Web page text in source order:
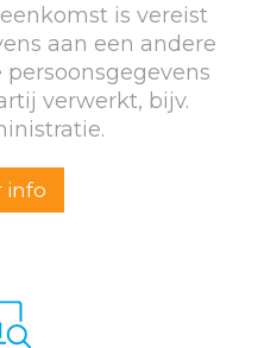
is vereist
aan een andere
verwerkt, bijv.
info